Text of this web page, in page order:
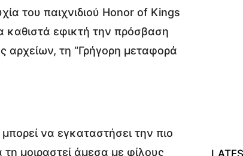
του παιχνιδιού Honor of Kings
καθιστά εφικτή την πρόσβαση
αρχείων, τη “Γρήγορη μεταφορά
να εγκαταστήσει την πιο
μοιραστεί άμεσα με φίλους